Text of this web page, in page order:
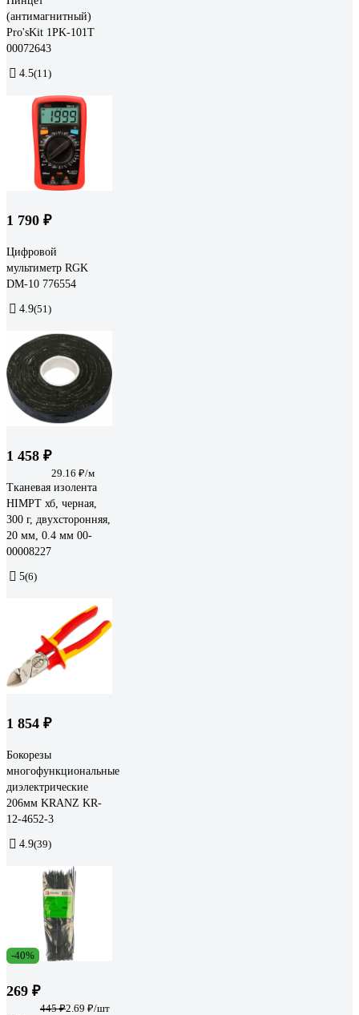
(антимагнитный)
Pro'sKit 1PK-101T
00072643
4.5(11)
1 790 ₽
Цифровой
мультиметр RGK
DM-10 776554
4.9(51)
1 458 ₽
29.16 ₽/м
Тканевая изолента
HIMPT хб, черная,
300 г, двухсторонняя,
20 мм, 0.4 мм 00-
00008227
5(6)
1 854 ₽
Бокорезы
многофункциональные
диэлектрические
206мм KRANZ KR-
12-4652-3
4.9(39)
-40%
269 ₽
445 ₽2.69 ₽/шт